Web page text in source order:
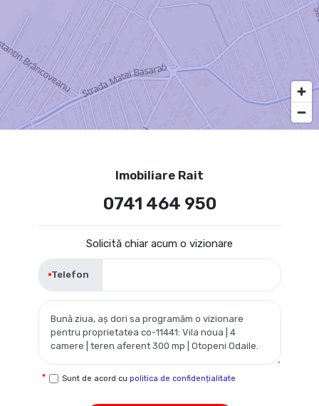
Imobiliare Rait
0741 464 950
Solicită chiar acum o vizionare
Telefon
Sunt de acord cu politica de confidențialitate